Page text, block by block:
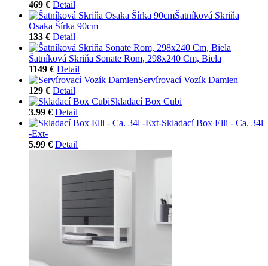
469 € Detail
Šatníková Skriňa
Osaka Šírka 90cm
133 € Detail
Šatníková Skriňa Sonate Rom, 298x240 Cm, Biela
1149 € Detail
Servírovací Vozík Damien
129 € Detail
Skladací Box Cubi
3.99 € Detail
Skladací Box Elli - Ca. 34l
-Ext-
5.99 € Detail